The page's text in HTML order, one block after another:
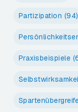
Partizipation (94)
Praxisbeispiele